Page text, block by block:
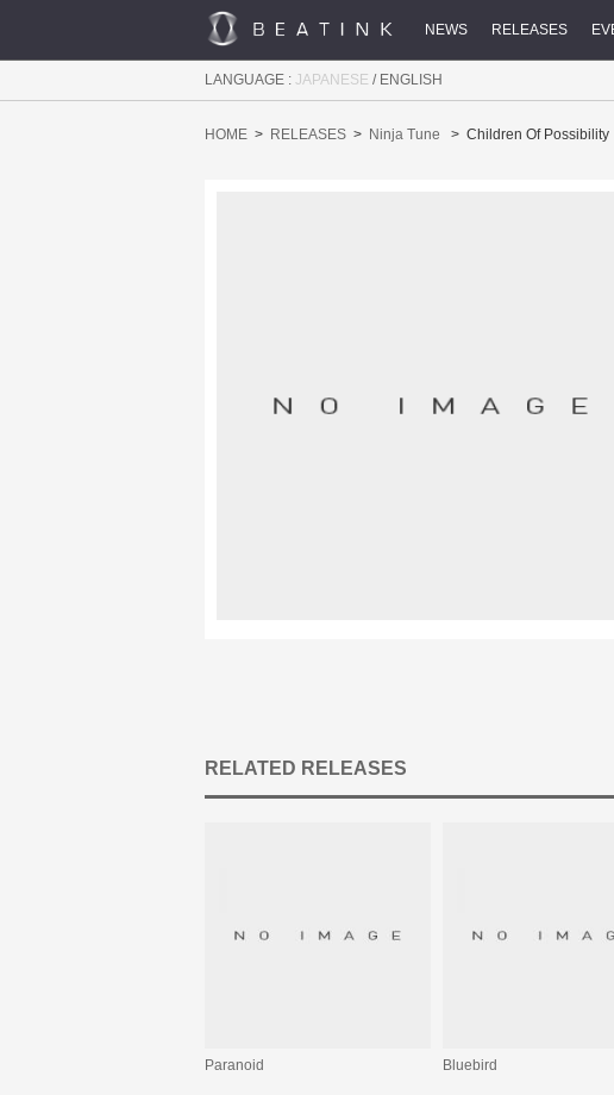
NEWS RELEASES
LANGUAGE : JAPANESE / ENGLISH
HOME RELEASES Ninja Tune Children Of Possibility
RELATED RELEASES
Paranoid Bluebird